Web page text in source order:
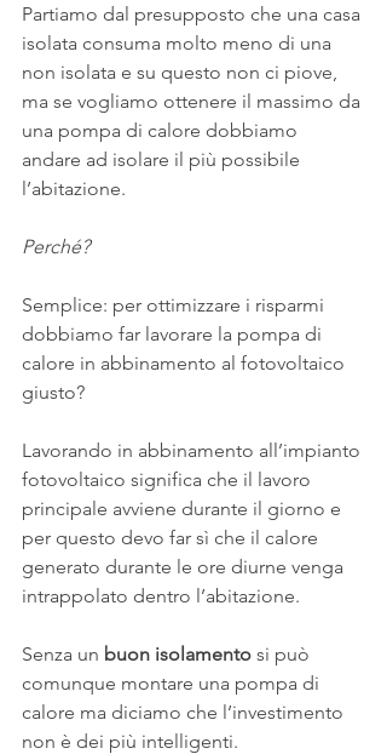
Partiamo dal presupposto che una casa
isolata consuma molto meno di una
non isolata e su questo non ci piove,
ma se vogliamo ottenere il massimo da
una pompa di calore dobbiamo
andare ad isolare il più possibile
l’abitazione.
Perché?
Semplice: per ottimizzare i risparmi
dobbiamo far lavorare la pompa di
calore in abbinamento al fotovoltaico
giusto?
Lavorando in abbinamento all’impianto
fotovoltaico significa che il lavoro
principale avviene durante il giorno e
per questo devo far sì che il calore
generato durante le ore diurne venga
intrappolato dentro l’abitazione.
Senza un buon isolamento si può
comunque montare una pompa di
calore ma diciamo che l’investimento
non è dei più intelligenti.